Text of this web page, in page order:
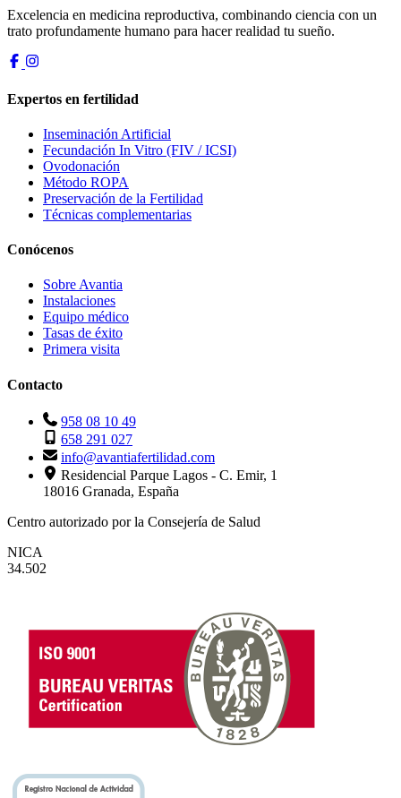
Excelencia en medicina reproductiva, combinando ciencia con un
trato profundamente humano para hacer realidad tu sueño.
Expertos en fertilidad
Inseminación Artificial
Fecundación In Vitro (FIV / ICSI)
Ovodonación
Método ROPA
Preservación de la Fertilidad
Técnicas complementarias
Conócenos
Sobre Avantia
Instalaciones
Equipo médico
Tasas de éxito
Primera visita
Contacto
958 08 10 49
658 291 027
info@avantiafertilidad.com
Residencial Parque Lagos - C. Emir, 1
18016 Granada, España
Centro autorizado por la Consejería de Salud
NICA
34.502